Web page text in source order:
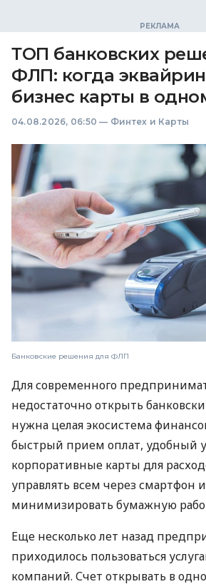
ТОП банковских
ФЛП: когда
бизнес карты в
04.08.2026, 06:50 — Финтех и Карты
Банковские решения для ФЛП
Для современного
недостаточно открыть
нужна целая экосистема
быстрый прием оплат, удобный
корпоративные карты для
управлять всем через смартфон и
минимизировать бумажную
Еще несколько лет назад
приходилось пользоваться
компаний. Счет открывать в